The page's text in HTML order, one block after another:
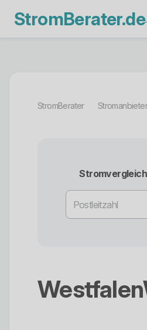
StromBerater.de
StromBerater